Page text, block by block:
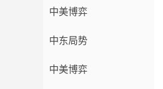
中美博弈
中东局势
中美博弈